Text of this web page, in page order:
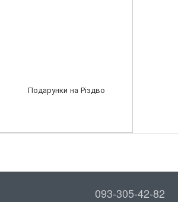
Подарунки на Різдво
093-305-42-82